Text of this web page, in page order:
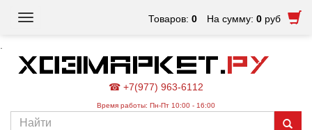
Товаров: 0 На сумму: 0 руб
Toggle
☎ +7(977) 963-6112
Время работы: Пн-Пт 10:00 - 16:00
Наш магазин работает для вас в обычном режиме. Все